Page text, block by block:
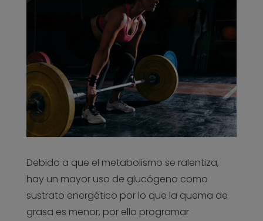
Debido a que el metabolismo se ralentiza,
hay un mayor uso de glucógeno como
sustrato energético por lo que la quema de
grasa es menor, por ello programar